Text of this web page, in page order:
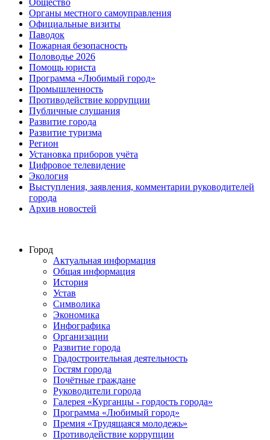
Общество
Органы местного самоуправления
Официальные визиты
Паводок
Пожарная безопасность
Половодье 2026
Помощь юриста
Программа «Любимый город»
Промышленность
Противодействие коррупции
Публичные слушания
Развитие города
Развитие туризма
Регион
Установка приборов учёта
Цифровое телевидение
Экология
Выступления, заявления, комментарии руководителей
города
Архив новостей
Город
Актуальная информация
Общая информация
История
Устав
Символика
Экономика
Инфографика
Организации
Развитие города
Градостроительная деятельность
Гостям города
Почётные граждане
Руководители города
Галерея «Курганцы - гордость города»
Программа «Любимый город»
Премия «Трудящаяся молодежь»
Противодействие коррупции